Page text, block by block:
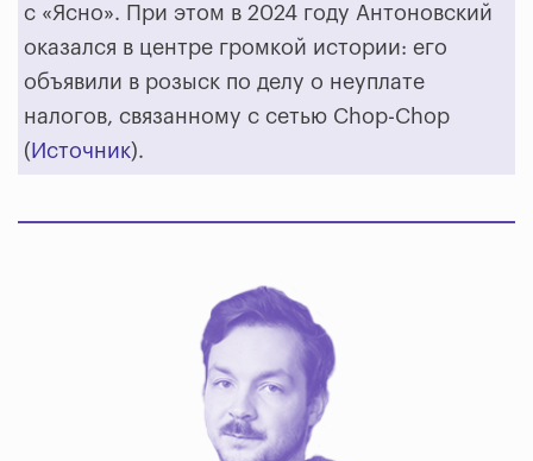
с «Ясно». При этом в 2024 году Антоновский
оказался в центре громкой истории: его
объявили в розыск по делу о неуплате
налогов, связанному с сетью Chop-Chop
( Источник).